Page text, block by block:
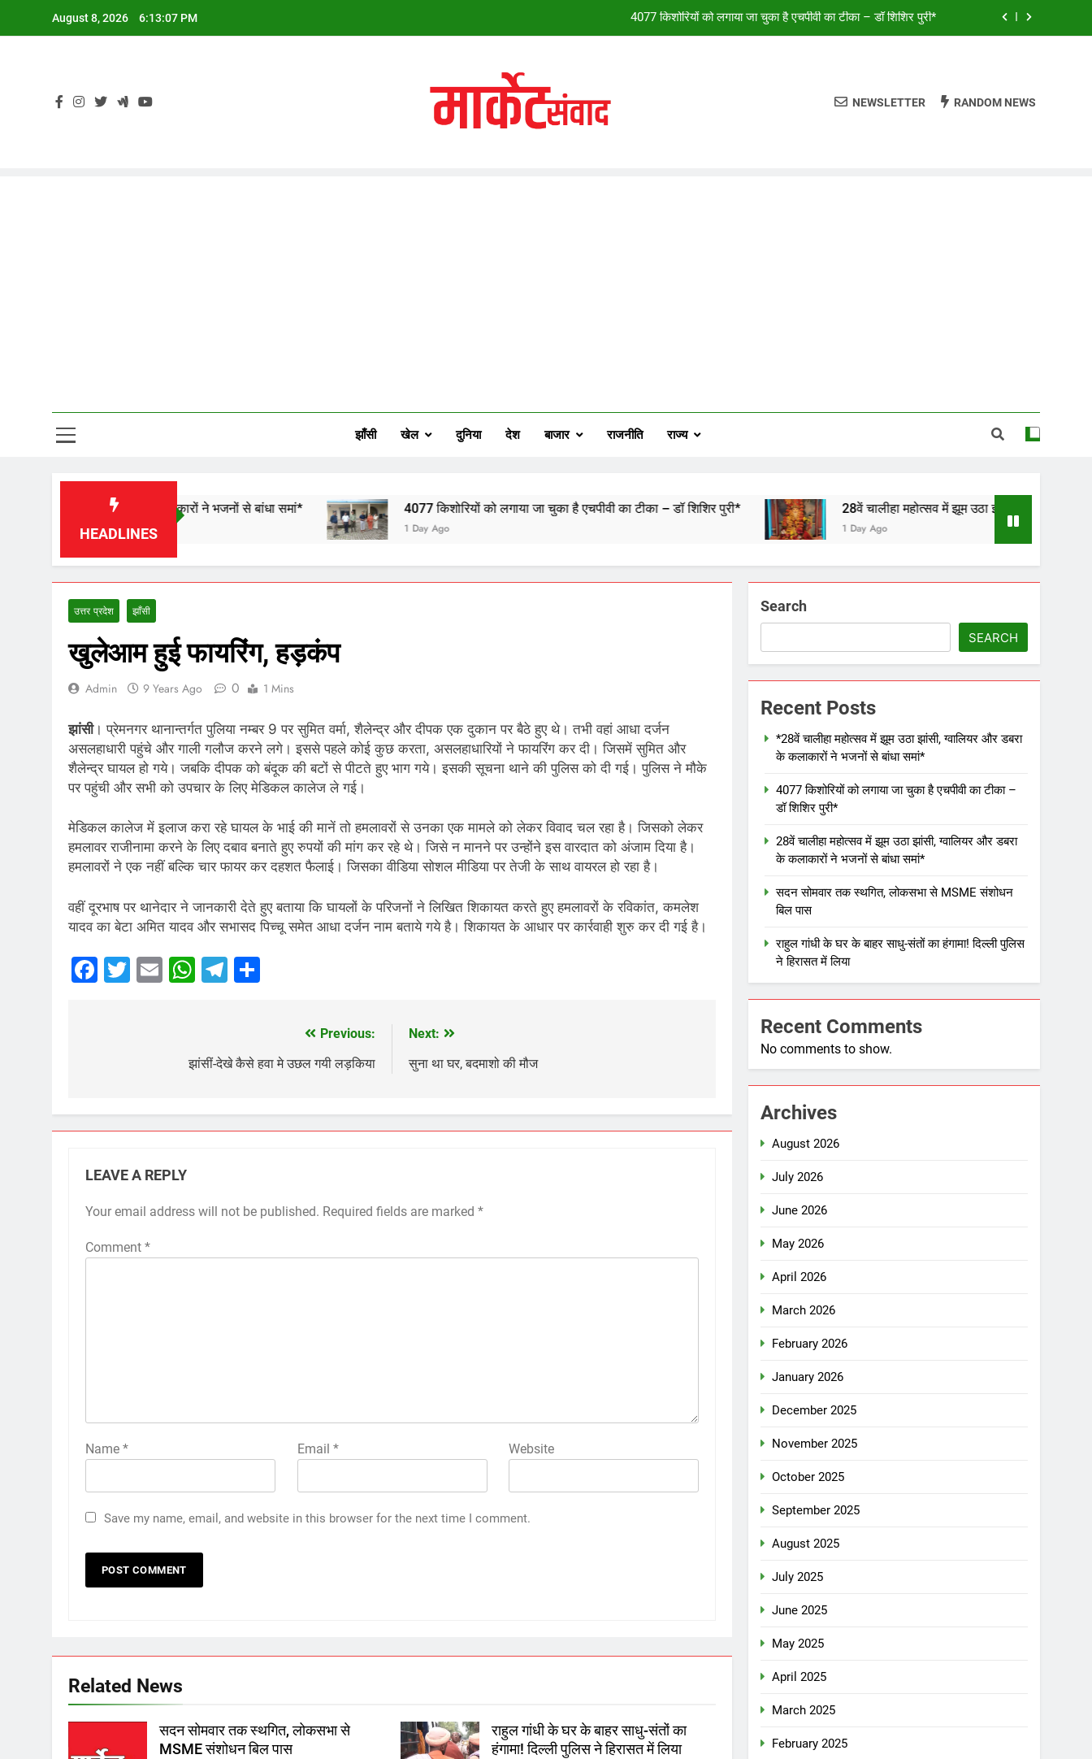
August 8, 2026 6:13:08 PM 4077 किशोरियों को लगाया जा चुका है एचपीवी का टीका – डॉ शिशिर पुरी*
*28वें चालीहा महोत्सव में झूम उठा झांसी, ग्वालियर और डबरा के कलाकारों ने भजनों से बांधा समां*
NEWSLETTER RANDOM NEWS
झाँसी खेल दुनिया देश बाजार राजनीति राज्य
HEADLINES
और डबरा के कलाकारों ने भजनों से बांधा समां* 4077 किशोरियों को लगाया जा चुका है एचपीवी का टीका – डॉ शिशिर पुरी*
1 Day Ago
28वें चालीहा महोत्सव में झूम उठा झांसी, ग्वालियर और डबरा के
1 Day Ago
उत्तर प्रदेश झाँसी
खुलेआम हुई फायरिंग, हड़कंप
Admin 9 Years Ago 0 1 Mins
झांसी। प्रेमनगर थानान्तर्गत पुलिया नम्बर 9 पर सुमित वर्मा, शैलेन्द्र और दीपक एक दुकान पर बैठे हुए थे। तभी वहां आधा दर्जन
असलहाधारी पहुंचे और गाली गलौज करने लगे। इससे पहले कोई कुछ करता, असलहाधारियों ने फायरिंग कर दी। जिसमें सुमित और
शैलेन्द्र घायल हो गये। जबकि दीपक को बंदूक की बटों से पीटते हुए भाग गये। इसकी सूचना थाने की पुलिस को दी गई। पुलिस ने मौके
पर पहुंची और सभी को उपचार के लिए मेडिकल कालेज ले गई।
मेडिकल कालेज में इलाज करा रहे घायल के भाई की मानें तो हमलावरों से उनका एक मामले को लेकर विवाद चल रहा है। जिसको लेकर
हमलावर राजीनामा करने के लिए दबाव बनाते हुए रुपयों की मांग कर रहे थे। जिसे न मानने पर उन्होंने इस वारदात को अंजाम दिया है।
हमलावरों ने एक नहीं बल्कि चार फायर कर दहशत फैलाई। जिसका वीडिया सोशल मीडिया पर तेजी के साथ वायरल हो रहा है।
वहीं दूरभाष पर थानेदार ने जानकारी देते हुए बताया कि घायलों के परिजनों ने लिखित शिकायत करते हुए हमलावरों के रविकांत, कमलेश
यादव का बेटा अमित यादव और सभासद पिच्चू समेत आधा दर्जन नाम बताये गये है। शिकायत के आधार पर कार्रवाही शुरु कर दी गई है।
Facebook
Twitter
EmailWhatsApp
Telegram
Previous:
झांसीं-देखे कैसे हवा मे उछल गयी लड़किया
Next:
सुना था घर, बदमाशो की मौज
LEAVE A REPLY
Your email address will not be published. Required fields are marked *
Comment *
Name * Email * Website
Save my name, email, and website in this browser for the next time I comment.
Related News
सदन सोमवार तक स्थगित, लोकसभा से
MSME संशोधन बिल पास
राहुल गांधी के घर के बाहर साधु-संतों का
हंगामा! दिल्ली पुलिस ने हिरासत में लिया
Search
SEARCH
Recent Posts
*28वें चालीहा महोत्सव में झूम उठा झांसी, ग्वालियर और डबरा
के कलाकारों ने भजनों से बांधा समां*
4077 किशोरियों को लगाया जा चुका है एचपीवी का टीका –
डॉ शिशिर पुरी*
28वें चालीहा महोत्सव में झूम उठा झांसी, ग्वालियर और डबरा
के कलाकारों ने भजनों से बांधा समां*
सदन सोमवार तक स्थगित, लोकसभा से MSME संशोधन
बिल पास
राहुल गांधी के घर के बाहर साधु-संतों का हंगामा! दिल्ली पुलिस
ने हिरासत में लिया
Recent Comments
No comments to show.
Archives
August 2026
July 2026
June 2026
May 2026
April 2026
March 2026
February 2026
January 2026
December 2025
November 2025
October 2025
September 2025
August 2025
July 2025
June 2025
May 2025
April 2025
March 2025
February 2025